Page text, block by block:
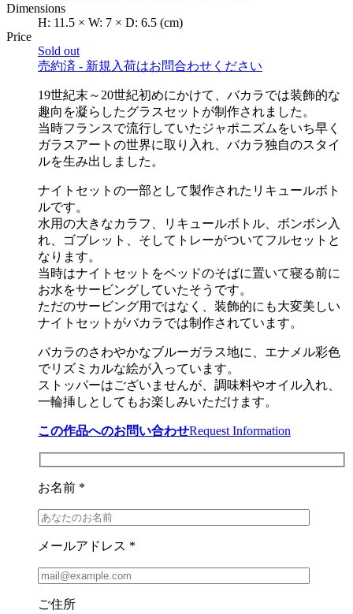
Dimensions
H: 11.5 × W: 7 × D: 6.5 (cm)
Price
Sold out
売約済 - 新規入荷はお問合わせください
19世紀末～20世紀初めにかけて、バカラでは装飾的な
趣向を凝らしたグラスセットが制作されました。
当時フランスで流行していたジャポニズムをいち早く
ガラスアートの世界に取り入れ、バカラ独自のスタイ
ルを生み出しました。
ナイトセットの一部として製作されたリキュールボト
ルです。
水用の大きなカラフ、リキュールボトル、ボンボン入
れ、ゴブレット、そしてトレーがついてフルセットと
なります。
当時はナイトセットをベッドのそばに置いて寝る前に
お水をサービングしていたそうです。
ただのサービング用ではなく、装飾的にも大変美しい
ナイトセットがバカラでは制作されています。
バカラのさわやかなブルーガラス地に、エナメル彩色
でリズミカルな絵が入っています。
ストッパーはございませんが、調味料やオイル入れ、
一輪挿しとしてもお楽しみいただけます。
この作品へのお問い合わせRequest Information
お名前 *
メールアドレス *
ご住所